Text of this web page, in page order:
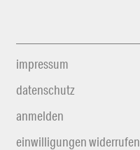
impressum
datenschutz
anmelden
einwilligungen widerrufen